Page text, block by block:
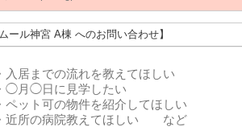
ール神宮 A棟 へのお問い合わせ】